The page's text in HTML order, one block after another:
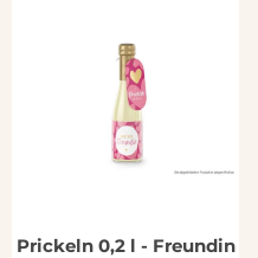
Prickeln 0,2 l - Freundin